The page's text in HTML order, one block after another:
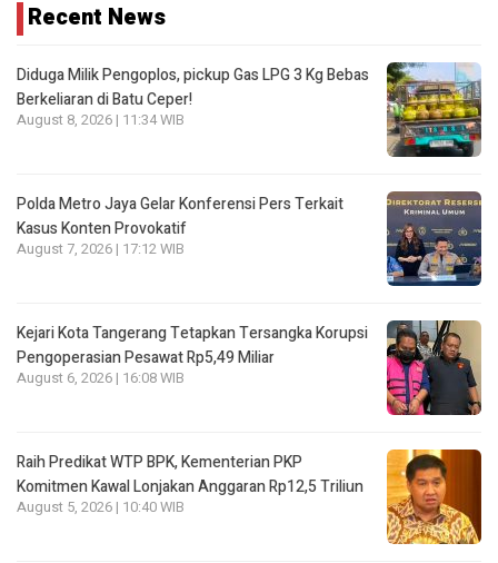
Recent News
Diduga Milik Pengoplos, pickup Gas LPG 3 Kg Bebas
Berkeliaran di Batu Ceper!
August 8, 2026 | 11:34 WIB
Polda Metro Jaya Gelar Konferensi Pers Terkait
Kasus Konten Provokatif
August 7, 2026 | 17:12 WIB
Kejari Kota Tangerang Tetapkan Tersangka Korupsi
Pengoperasian Pesawat Rp5,49 Miliar
August 6, 2026 | 16:08 WIB
Raih Predikat WTP BPK, Kementerian PKP
Komitmen Kawal Lonjakan Anggaran Rp12,5 Triliun
August 5, 2026 | 10:40 WIB